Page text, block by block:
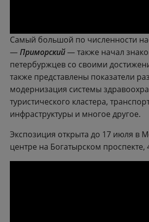
Самый большой по численности
—Приморский— также начал
петербуржцев со своими
также представлены показатели
модернизация системы
туристического кластера,
инфраструктуры и многое другое.
Экспозиция открыта до 17 июля в
центре на Богатырском проспекте,